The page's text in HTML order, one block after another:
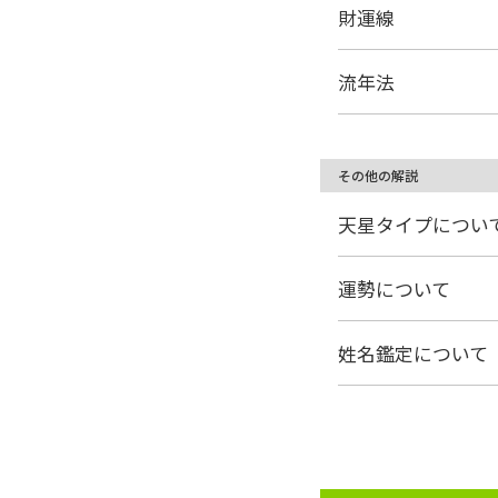
財運線
流年法
その他の解説
天星タイプについ
運勢について
姓名鑑定について